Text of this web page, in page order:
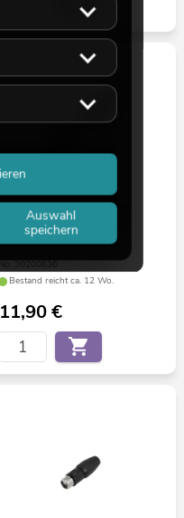
NEUTRIK XLR Buchse 5pol
NC5FXX
Bestand reicht ca. 12 Wo.
11,90€
Auswahl
speichern